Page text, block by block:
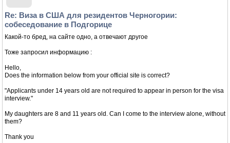
Re: Виза в США для резидентов Черногории:
собеседование в Подгорице
Какой-то бред, на сайте одно, а отвечают другое
Тоже запросил информацию :
Hello,
Does the information below from your official site is correct?
"Applicants under 14 years old are not required to appear in person for the visa
interview."
My daughters are 8 and 11 years old. Can I come to the interview alone, without
them?
Thank you